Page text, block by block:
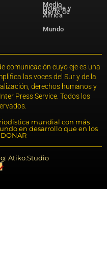
Medio
Oriente y
Norte de
África
Mundo
comunicación cuyo eje es una
las voces del Sur y de la
derechos humanos y
Press Service. Todos los
mundial con más
en desarrollo que en los
Atiko.Studio